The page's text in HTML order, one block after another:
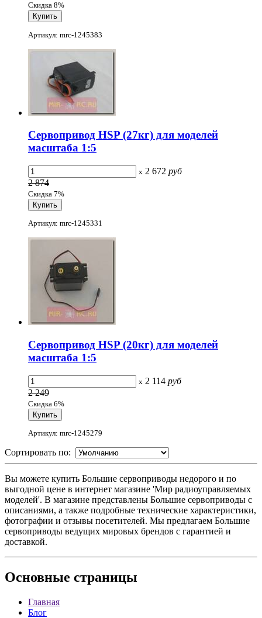
Скидка 8%
Артикул: mrc-1245383
Сервопривод HSP (27кг) для моделей
масштаба 1:5
x 2 672 руб
2 874
Скидка 7%
Артикул: mrc-1245331
Сервопривод HSP (20кг) для моделей
масштаба 1:5
x 2 114 руб
2 249
Скидка 6%
Артикул: mrc-1245279
Сортировать по:
Вы можете купить Большие сервоприводы недорого и по
выгодной цене в интернет магазине 'Мир радиоуправляемых
моделей'. В магазине представлены Большие сервоприводы с
описаниями, а также подробные технические характеристики,
фотографии и отзывы посетителей. Мы предлагаем Большие
сервоприводы ведущих мировых брендов с гарантией и
доставкой.
Основные страницы
Главная
Блог